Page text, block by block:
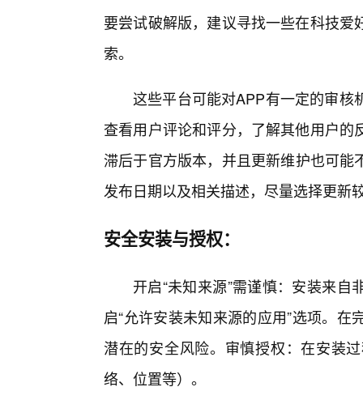
要尝试破解版，建议寻找一些在科技
索。
这些平台可能对APP有一定的审核
查看用户评论和评分，了解其他用户
滞后于官方版本，并且更新维护也可
发布日期以及相关描述，尽量选择更新
安全安装与授权：
开启“未知来源”需谨慎：安装来
启“允许安装未知来源的应用”选项。
潜在的安全风险。审慎授权：在安装
络、位置等）。